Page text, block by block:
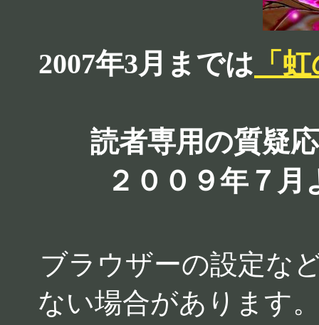
2007年3月までは 「
読者専用の質疑
２００９年７
ブラウザーの設定な
ない場合があります